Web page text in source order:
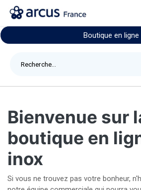
Boutique en ligne
Bienvenue sur
boutique en
inox
Si vous ne trouvez pas votre bonheur,